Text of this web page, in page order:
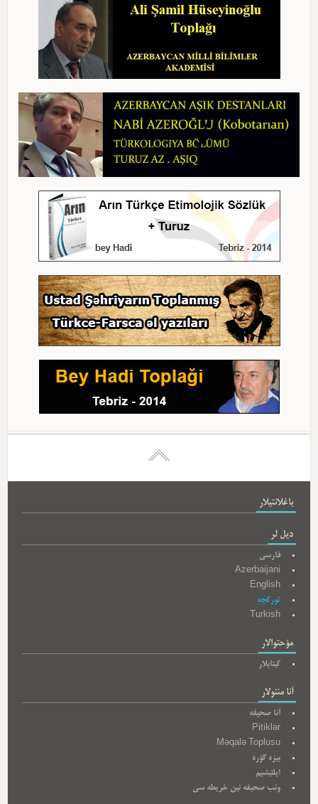
باغلانتیلار
دیل لر
فارسی
Azerbaijani
English
تورکجه
Turkish
مؤحتوالار
کیتابلار
آنا مئنولار
آنا صحیفه
Pitiklər
Məqalə Toplusu
بیزه گؤره
ایلتیشیم
وئب صحیفه نین خریطه سی